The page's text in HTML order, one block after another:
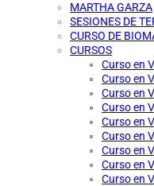
MARTHA GARZA
SESIONES DE
CURSO DE
CURSOS
Curso en
Curso en
Curso en
Curso en
Curso en
Curso en
Curso en
Curso en
Curso en